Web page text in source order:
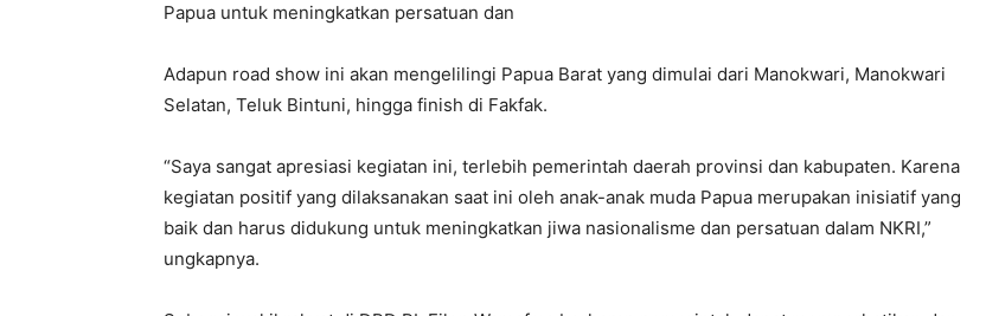
Papua untuk meningkatkan persatuan dan
Adapun road show ini akan mengelilingi Papua Barat yang dimulai dari Manokwari, Manokwari
Selatan, Teluk Bintuni, hingga finish di Fakfak.
“Saya sangat apresiasi kegiatan ini, terlebih pemerintah daerah provinsi dan kabupaten. Karena
kegiatan positif yang dilaksanakan saat ini oleh anak-anak muda Papua merupakan inisiatif yang
baik dan harus didukung untuk meningkatkan jiwa nasionalisme dan persatuan dalam NKRI,”
ungkapnya.